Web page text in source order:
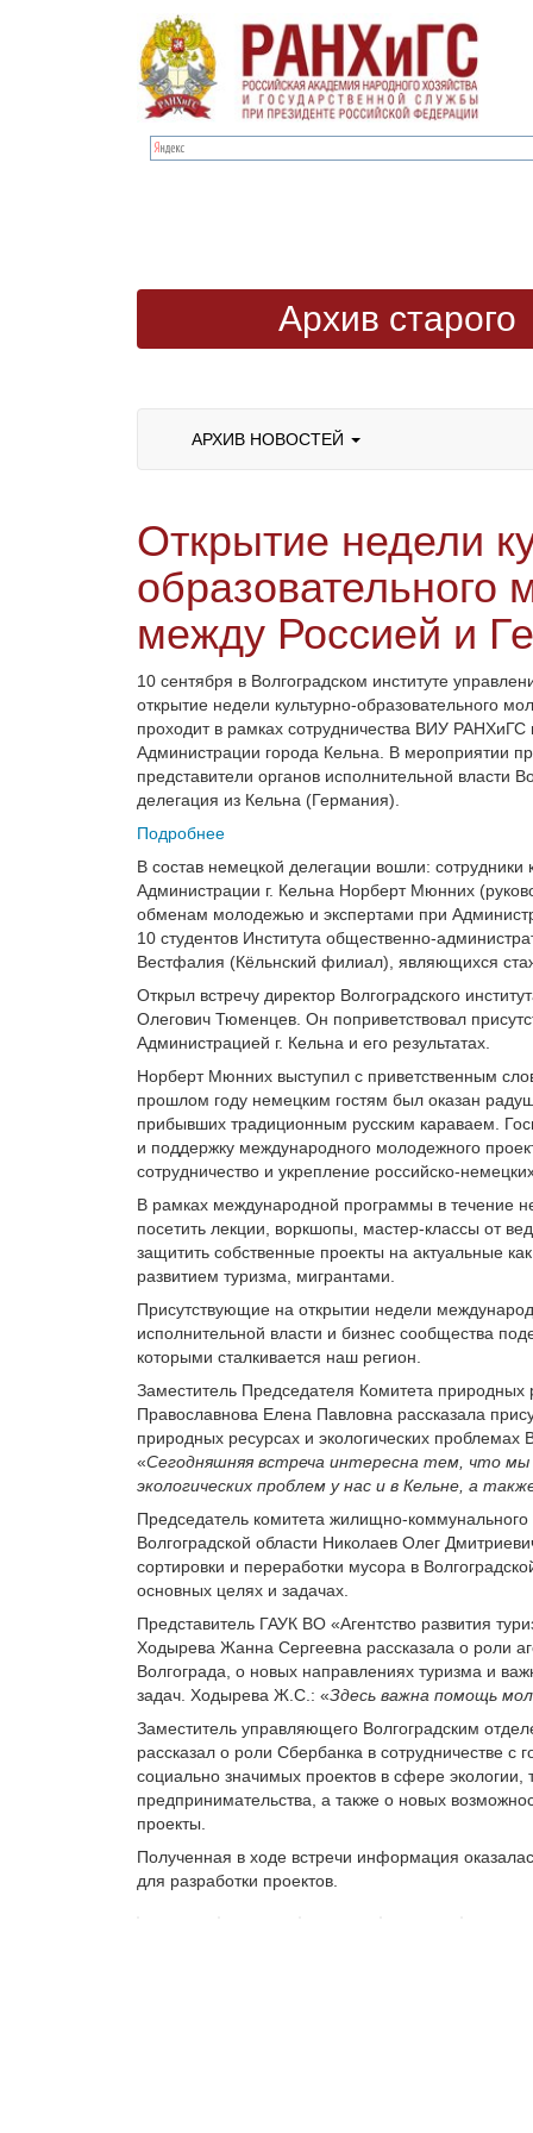
Архив старого
АРХИВ НОВОСТЕЙ
Открытие недели
образовательного
между Россией и
10 сентября в Волгоградском институте
открытие недели культурно-образовательного
проходит в рамках сотрудничества ВИУ
Администрации города Кельна. В мероприятии
представители органов исполнительной власти
делегация из Кельна (Германия).
Подробнее
В состав немецкой делегации вошли:
Администрации г. Кельна Норберт Мюнних
обменам молодежью и экспертами при
10 студентов Института общественно-
Вестфалия (Кёльнский филиал), являющихся
Открыл встречу директор Волгоградского
Олегович Тюменцев. Он поприветствовал
Администрацией г. Кельна и его результатах.
Норберт Мюнних выступил с приветственным
прошлом году немецким гостям был оказан
прибывших традиционным русским караваем.
и поддержку международного молодежного
сотрудничество и укрепление российско-
В рамках международной программы в течение
посетить лекции, воркшопы, мастер-классы от
защитить собственные проекты на актуальные
развитием туризма, мигрантами.
Присутствующие на открытии недели
исполнительной власти и бизнес сообщества
которыми сталкивается наш регион.
Заместитель Председателя Комитета природных
Православнова Елена Павловна рассказала
природных ресурсах и экологических
«Сегодняшняя встреча интересна тем, что
экологических проблем у нас и в Кельне, а
Председатель комитета жилищно-коммунального
Волгоградской области Николаев Олег
сортировки и переработки мусора в
основных целях и задачах.
Представитель ГАУК ВО «Агентство развития
Ходырева Жанна Сергеевна рассказала о роли
Волгограда, о новых направлениях туризма и
задач. Ходырева Ж.С.: «Здесь важна помощь
Заместитель управляющего Волгоградским
рассказал о роли Сбербанка в сотрудничестве
социально значимых проектов в сфере
предпринимательства, а также о новых
проекты.
Полученная в ходе встречи информация
для разработки проектов.